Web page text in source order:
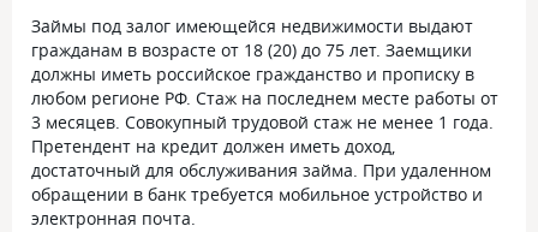
Займы под залог имеющейся недвижимости выдают
гражданам в возрасте от 18 (20) до 75 лет. Заемщики
должны иметь российское гражданство и прописку в
любом регионе РФ. Стаж на последнем месте работы от
3 месяцев. Совокупный трудовой стаж не менее 1 года.
Претендент на кредит должен иметь доход,
достаточный для обслуживания займа. При удаленном
обращении в банк требуется мобильное устройство и
электронная почта.